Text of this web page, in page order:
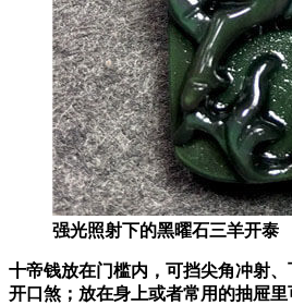
强光照射下的黑曜石三羊开泰
十帝钱放在门槛内， 可挡尖角冲射、
开口煞 ；放在身上或者常用的抽屉